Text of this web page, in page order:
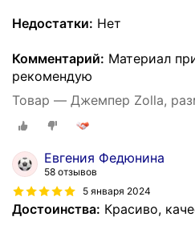
Недостатки: Нет
Комментарий: Материал
рекомендую
Товар — Джемпер Zolla,
Евгения Федюнина
58 отзывов
5 января 2024
Достоинства: Красиво,